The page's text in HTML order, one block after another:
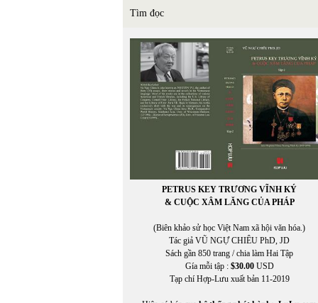
HỒ TỊNH TÌNH
Hòa Bình Lê
HÒA ĐA
HOA MAI
Hoài Băng
HOÀI MỸ
HOÀI ZIANG DUY
Hoàng Cầm
HOÀNG CHÍNH chuyển ngữ
Hoàng Đỗ Vũ
Hoàng Hải Lâm
HOÀNG KHỞI PHONG
HOÀNG LIÊN TÂM
HOÀNG MAI ĐẠT
Hoàng Ngọc Nguyên
HOÀNG NGỌC THƯ
Tìm đọc
PETRUS KEY TRƯƠNG VĨNH KÝ
& CUỘC XÂM LĂNG CỦA PHÁP
(Biên khảo sử học Việt Nam xã hội văn hóa.)
Tác giả VŨ NGỰ CHIÊU PhD, JD
Sách gần 850 trang / chia làm Hai Tập
Gía mỗi tập : $30.00USD
Tạp chí Hợp-Lưu xuất bản 11-2019